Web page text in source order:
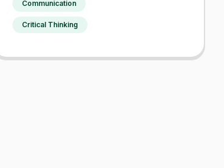
Communication
Critical Thinking